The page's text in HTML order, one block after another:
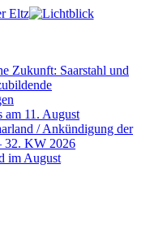
Zukunft: Saarstahl und
am 11. August
/ Ankündigung der
32. KW 2026
im August